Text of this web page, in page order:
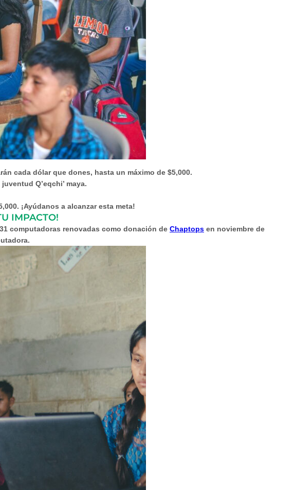
cada dólar que dones, hasta un máximo de $5,000.
Q’eqchi’ maya.
¡Ayúdanos a alcanzar esta meta!
IMPACTO!
computadoras renovadas como donación de Chaptops en noviembre de